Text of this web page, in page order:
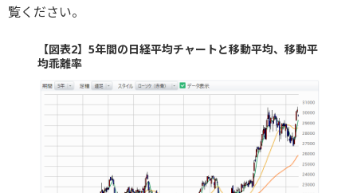
覧ください。
【図表2】5年間の日経平均チャートと移動平均、移動平
均乖離率